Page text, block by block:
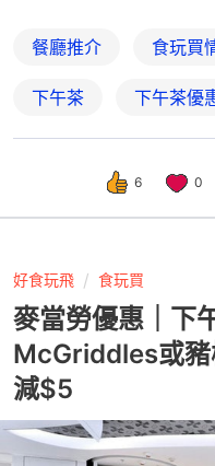
餐廳推介 食玩買
下午茶 下午茶優
6 0
好食玩飛 食玩買
麥當勞優惠｜下
McGriddles或
減$5